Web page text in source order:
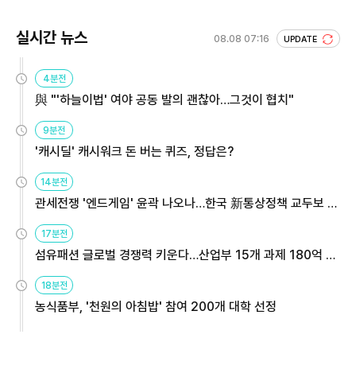
실시간 뉴스 08.08 07:16 UPDATE
4분전
與 "'하늘이법' 여야 공동 발의 괜찮아…그것이 협치"
9분전
'캐시딜' 캐시워크 돈 버는 퀴즈, 정답은?
14분전
관세전쟁 '엔드게임' 윤곽 나오나…한국 新통상정책 교두보 활
17분전
섬유패션 글로벌 경쟁력 키운다…산업부 15개 과제 180억 지
18분전
농식품부, '천원의 아침밥' 참여 200개 대학 선정